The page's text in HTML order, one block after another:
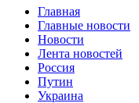
Главная
Главные новости
Новости
Лента новостей
Россия
Путин
Украина